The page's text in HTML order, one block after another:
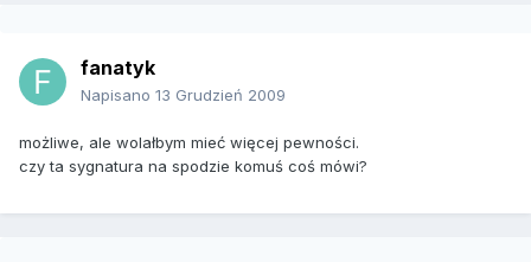
fanatyk
Napisano 13 Grudzień 2009
możliwe, ale wolałbym mieć więcej pewności.
czy ta sygnatura na spodzie komuś coś mówi?